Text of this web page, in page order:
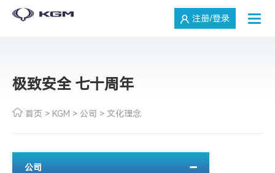
注册/登录
极致安全 七十周年
首页 > KGM > 公司 > 文化理念
公司